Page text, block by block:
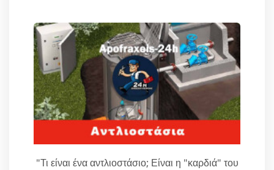
"Τι είναι ένα αντλιοστάσιο; Είναι η "καρδιά" του